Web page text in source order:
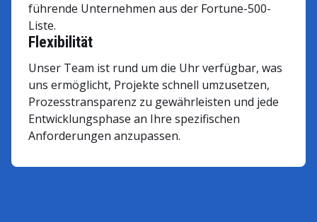
führende Unternehmen aus der Fortune-500-
Liste.
Flexibilität
Unser Team ist rund um die Uhr verfügbar, was
uns ermöglicht, Projekte schnell umzusetzen,
Prozesstransparenz zu gewährleisten und jede
Entwicklungsphase an Ihre spezifischen
Anforderungen anzupassen.